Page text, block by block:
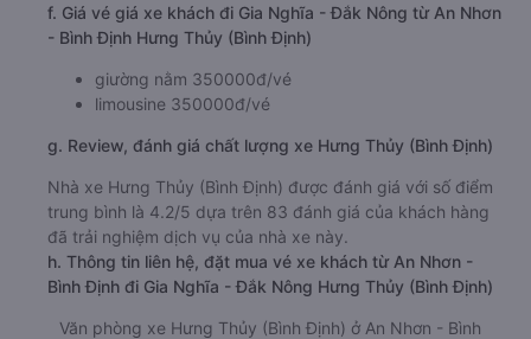
f. Giá vé giá xe khách đi Gia Nghĩa - Đắk Nông từ An Nhơn
- Bình Định Hưng Thủy (Bình Định)
giường nằm 350000đ/vé
limousine 350000đ/vé
g. Review, đánh giá chất lượng xe Hưng Thủy (Bình Định)
Nhà xe Hưng Thủy (Bình Định) được đánh giá với số điểm
trung bình là 4.2/5 dựa trên 83 đánh giá của khách hàng
đã trải nghiệm dịch vụ của nhà xe này.
h. Thông tin liên hệ, đặt mua vé xe khách từ An Nhơn -
Bình Định đi Gia Nghĩa - Đắk Nông Hưng Thủy (Bình Định)
Văn phòng xe Hưng Thủy (Bình Định) ở An Nhơn - Bình